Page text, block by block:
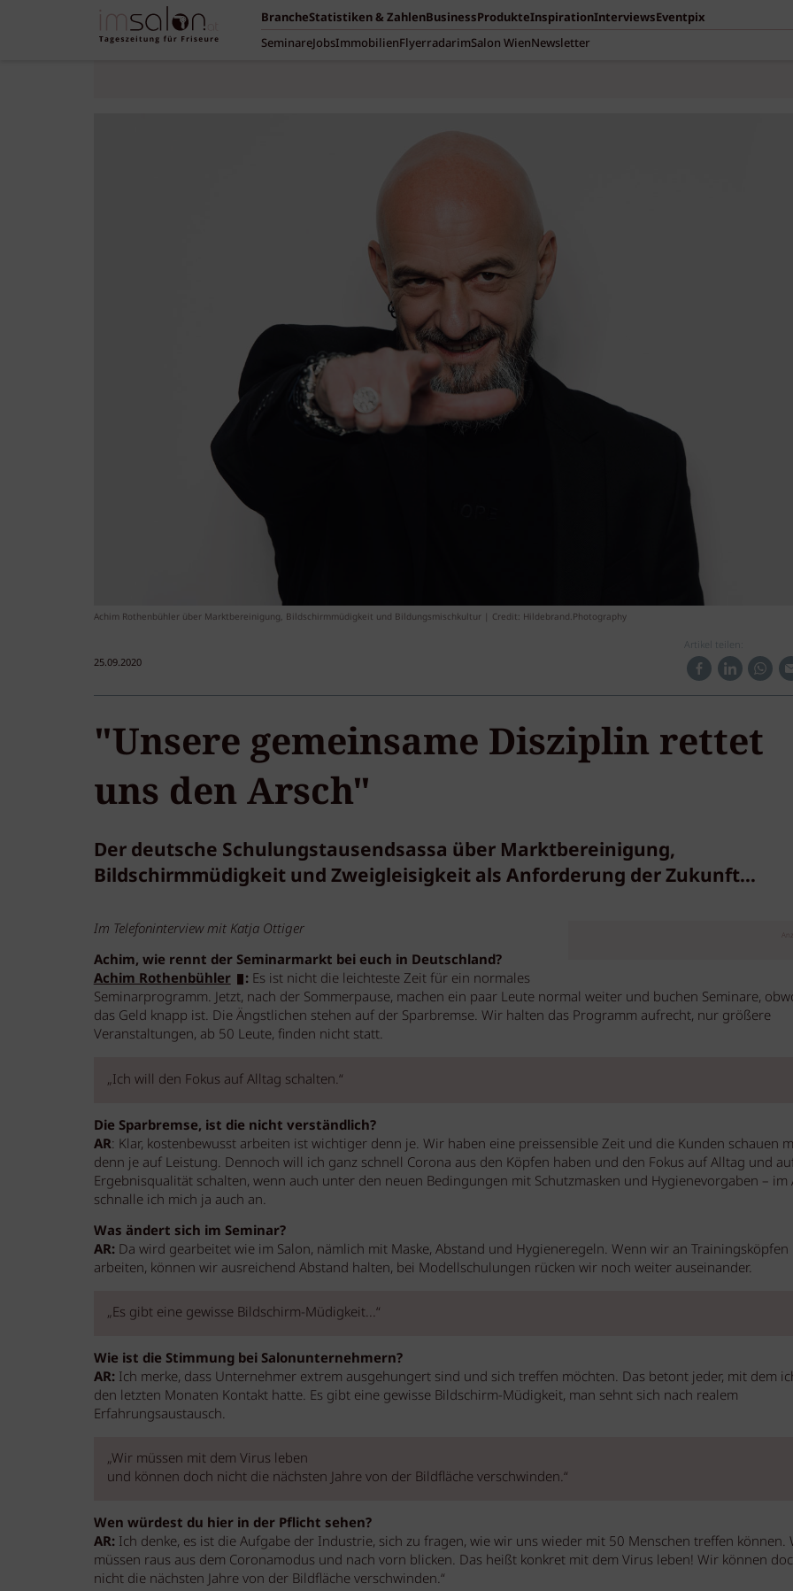
BrancheStatistiken & ZahlenBusinessProdukteInspirationInterviewsEventpix
SeminareJobsImmobilienFlyerradarimSalon WienNewsletter
Achim Rothenbühler über Marktbereinigung, Bildschirmmüdigkeit und Bildungsmischkultur | Credit: Hildebrand.Photography
25.09.2020
Artikel teilen:
"Unsere gemeinsame Disziplin rettet
uns den Arsch"
Der deutsche Schulungstausendsassa über Marktbereinigung,
Bildschirmmüdigkeit und Zweigleisigkeit als Anforderung der Zukunft…
Im Telefoninterview mit Katja Ottiger
Achim, wie rennt der Seminarmarkt bei euch in Deutschland?
Achim Rothenbühler
: Es ist nicht die leichteste Zeit für ein normales
Seminarprogramm. Jetzt, nach der Sommerpause, machen ein paar Leute normal weiter und buchen Seminare,
das Geld knapp ist. Die Ängstlichen stehen auf der Sparbremse. Wir halten das Programm aufrecht, nur größere
Veranstaltungen, ab 50 Leute, finden nicht statt.
„Ich will den Fokus auf Alltag schalten.“
Die Sparbremse, ist die nicht verständlich?
AR: Klar, kostenbewusst arbeiten ist wichtiger denn je. Wir haben eine preissensible Zeit und die Kunden schauen
denn je auf Leistung. Dennoch will ich ganz schnell Corona aus den Köpfen haben und den Fokus auf Alltag und
Ergebnisqualität schalten, wenn auch unter den neuen Bedingungen mit Schutzmasken und Hygienevorgaben – im
schnalle ich mich ja auch an.
Was ändert sich im Seminar?
AR: Da wird gearbeitet wie im Salon, nämlich mit Maske, Abstand und Hygieneregeln. Wenn wir an Trainingsköpfen
arbeiten, können wir ausreichend Abstand halten, bei Modellschulungen rücken wir noch weiter auseinander.
„Es gibt eine gewisse Bildschirm-Müdigkeit...“
Wie ist die Stimmung bei Salonunternehmern?
AR: Ich merke, dass Unternehmer extrem ausgehungert sind und sich treffen möchten. Das betont jeder, mit dem
den letzten Monaten Kontakt hatte. Es gibt eine gewisse Bildschirm-Müdigkeit, man sehnt sich nach realem
Erfahrungsaustausch.
„Wir müssen mit dem Virus leben
und können doch nicht die nächsten Jahre von der Bildfläche verschwinden.“
Wen würdest du hier in der Pflicht sehen?
AR: Ich denke, es ist die Aufgabe der Industrie, sich zu fragen, wie wir uns wieder mit 50 Menschen treffen können.
müssen raus aus dem Coronamodus und nach vorn blicken. Das heißt konkret mit dem Virus leben! Wir können
nicht die nächsten Jahre von der Bildfläche verschwinden.“